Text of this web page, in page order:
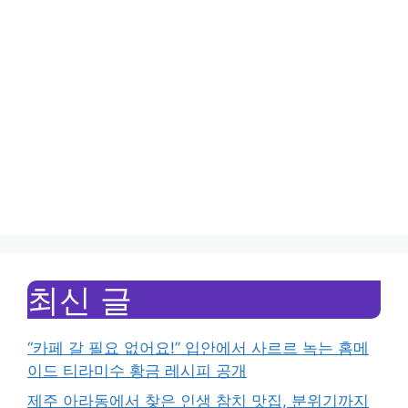
최신 글
“카페 갈 필요 없어요!” 입안에서 사르르 녹는 홈메
이드 티라미수 황금 레시피 공개
제주 아라동에서 찾은 인생 참치 맛집, 분위기까지